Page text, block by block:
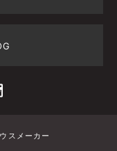
スメーカー